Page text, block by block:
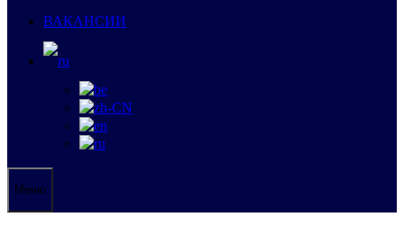
ВАКАНСИИ
Меню